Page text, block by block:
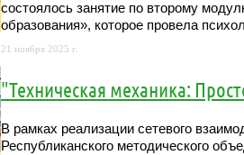
состоялось занятие по второму
образования», которое провела
21 ноября 2025 г.
"Техническая механика:
В рамках реализации сетевого
Республиканского методического